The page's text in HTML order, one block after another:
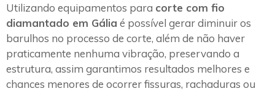
Utilizando equipamentos para corte com fio
diamantado em Gália é possível gerar diminuir os
barulhos no processo de corte, além de não haver
praticamente nenhuma vibração, preservando a
estrutura, assim garantimos resultados melhores e
chances menores de ocorrer fissuras, rachaduras ou